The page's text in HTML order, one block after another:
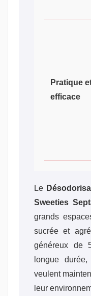
Pratique
efficace
Le
Sweeties
grands
sucrée et
généreux de
longue
veulent
leur